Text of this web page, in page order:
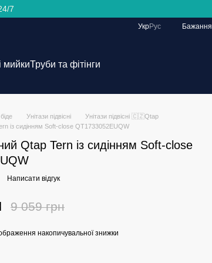
7
УкрРус Бажання
мийкиТруби та фітінги
Унітази підвісні
Унітази підвісні 🇨🇿Qtap
із сидінням Soft-close QT1733052EUQW
Qtap Tern із сидінням Soft-close
Написати відгук
9 059 грн
накопичувальної знижки